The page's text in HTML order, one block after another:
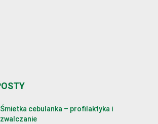
Śmietka cebulanka – profilaktyka i
zwalczanie